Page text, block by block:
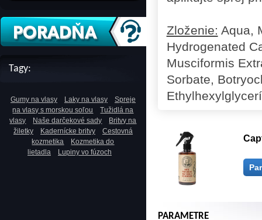
Tagy:
Gumy na vlasy Laky na vlasy
Spreje
na vlasy s morskou soľou
Tužidlá na
vlasy
Naše darčekové sady
Britvy na
žiletky
Kadernícke britvy
Cestovná
kozmetika
Kozmetika do
lietadla
Lupiny vo fúzoch
Zloženie: Aqua,
Hydrogenated
Musciformis
Sorbate,
PARAMETRE